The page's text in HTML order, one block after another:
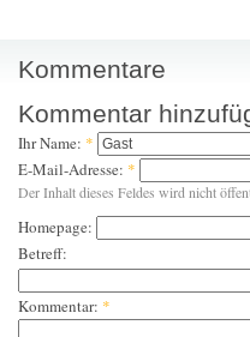
Kommentare
Kommentar
Ihr Name: *
E-Mail-Adresse: *
Der Inhalt dieses Feldes wird nicht
Homepage:
Betreff:
Kommentar: *